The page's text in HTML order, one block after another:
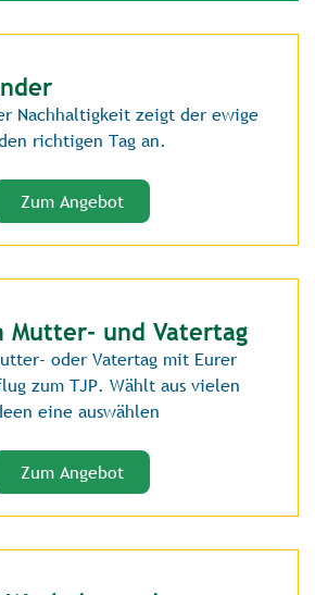
Nachhaltigkeit zeigt der ewige
richtigen Tag an.
Zum Angebot
Mutter- und Vatertag
oder Vatertag mit Eurer
zum TJP. Wählt aus vielen
eine auswählen
Zum Angebot